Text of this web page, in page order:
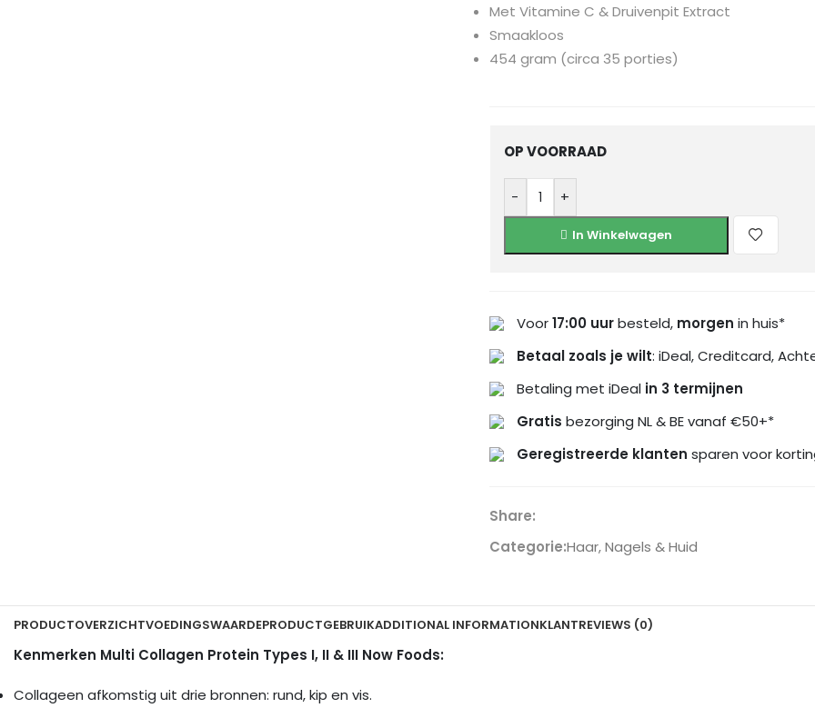
Met Vitamine C & Druivenpit Extract
Smaakloos
454 gram (circa 35 porties)
OP VOORRAAD
- +
In Winkelwagen
Voor17:00 uurbesteld, morgen in huis*
Betaal zoals je wilt: iDeal, Creditcard,
Betaling met iDeal in 3 termijnen
Gratis bezorging NL & BE vanaf €50+*
Geregistreerde klanten sparen voor
Share:
Categorie:Haar, Nagels & Huid
PRODUCTOVERZICHTVOEDINGSWAARDEPRODUCTGEBRUIKADDITIONAL INFORMATIONKLANTREVIEWS (0)
Kenmerken Multi Collagen Protein Types I, II & III Now Foods:
Collageen afkomstig uit drie bronnen: rund, kip en vis.